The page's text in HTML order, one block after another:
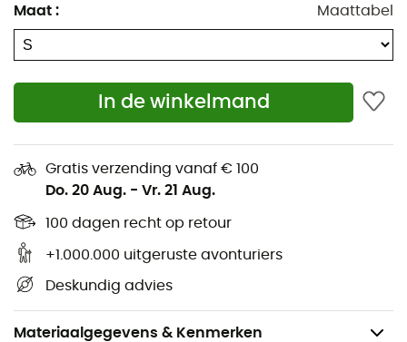
Maat : Maattabel
In de winkelmand
Gratis verzending vanaf € 100
Do. 20 Aug. - Vr. 21 Aug.
100 dagen recht op retour
+1.000.000 uitgeruste avonturiers
Deskundig advies
Materiaalgegevens & Kenmerken